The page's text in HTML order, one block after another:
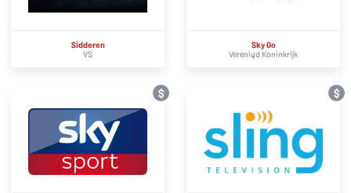
Sidderen
VS
Sky Go
Verenigd Koninkrijk
$ $